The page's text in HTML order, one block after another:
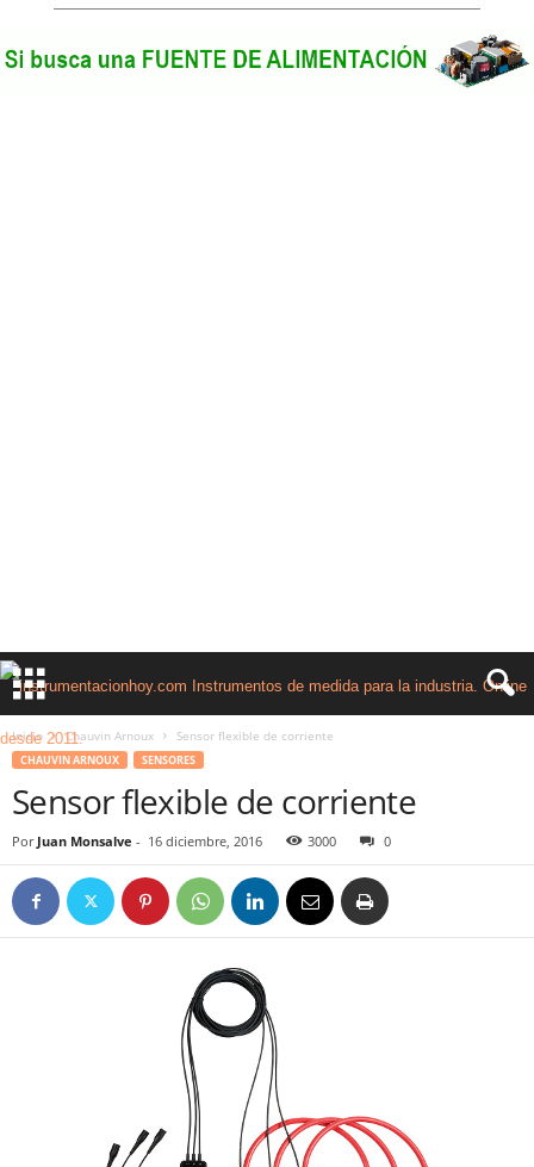
Inicio Chauvin Arnoux Sensor flexible de corriente
CHAUVIN ARNOUX SENSORES
Sensor flexible de corriente
Por Juan Monsalve - 16 diciembre, 2016 3000 0